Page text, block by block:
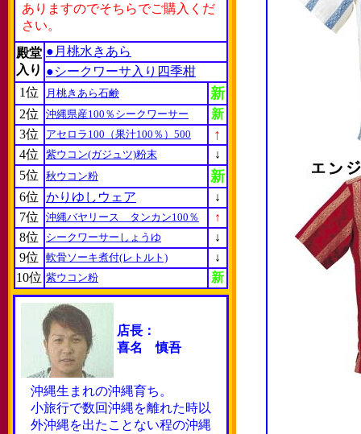
ありますのでそちらでご購入くだ
さい。
殿堂
入り
●月桃水きあら
●シークワーサ入り四季柑
1位
月桃きあら石鹸 新
2位 沖縄県産100％シークワーサー
新
3位
アセロラ100（果汁100％）500 ↑
4位 紫ウコン(ガジュツ)粉末
↓
5位
秋ウコン粉 新
6位 かりゆしウェア
↓
7位
沖縄バヤリース タンカン100％
↑
8位
シークワーサーしょうゆ
↓
9位
軟骨ソーキ煮付(レトルト)
↓
10位 紫ウコン粉 新
店長：
喜名 慎吾
沖縄生まれの沖縄育ち。
小旅行で数回沖縄を離れた時以
外沖縄を出たことない程の沖縄